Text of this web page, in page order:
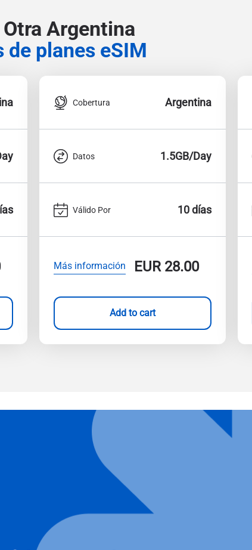
Otra Argentina
de planes eSIM
Cobertura Argentina
Datos 1.5GB/Day
Válido Por 10 días
Más información EUR28.00
Add to cart